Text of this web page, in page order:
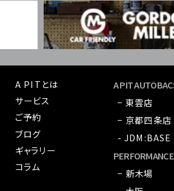
A PITとは
サービス
ご予約
ブログ
ギャラリー
コラム
A PIT
− 東雲店
− 京都四条店
- JDM:BASE
− 新木場